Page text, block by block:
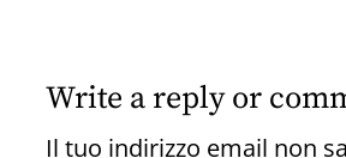
Write a reply or
Il tuo indirizzo email non